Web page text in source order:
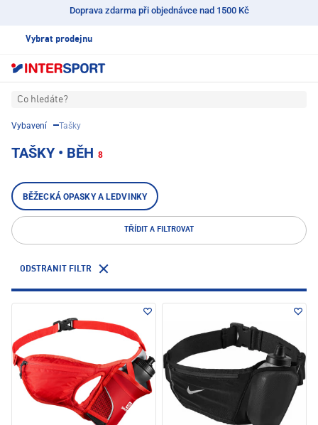
Doprava zdarma při objednávce nad 1500 Kč
Vybrat prodejnu
Co hledáte?
Vybavení Tašky
TAŠKY • BĚH 8
BĚŽECKÁ OPASKY A LEDVINKY
TŘÍDIT A FILTROVAT
ODSTRANIT FILTR